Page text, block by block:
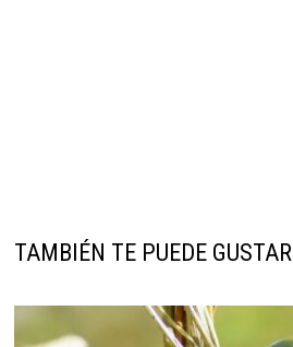
TAMBIÉN TE PUEDE GUSTAR